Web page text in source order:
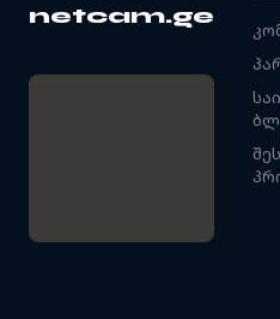
netcam.ge